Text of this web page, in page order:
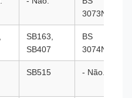
3073NA15
SB163,
SB407
BS
3074NA15
SB515 - Não.